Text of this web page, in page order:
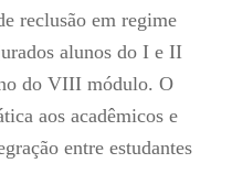
reclusão em regime
alunos do I e II
do VIII módulo. O
aos acadêmicos e
entre estudantes